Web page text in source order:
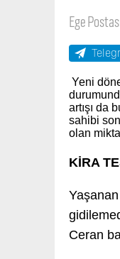
Ege
Yeni
artışı da
sahibi
olan
KİRA
Ceran